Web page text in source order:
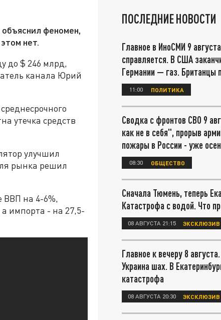
феномен,
нет.
до $ 246 млрд,
канала Юрий
утечка средств
улучшил
рынка решил
ВВП на 4-6%,
импорта - на 27,5-
ПОСЛЕДНИЕ НОВОСТИ
Главное в ИноСМИ 9
справляется. В США
Германии — газ. Британцы
11:00 ПОЛИТИКА
Сводка с фронтов СВО 9
как не в себя", прорыв
пожары в России - уже
08:30 ОБЩЕСТВО
Сначала Тюмень, теперь
Катастрофа с водой. Что
08 АВГУСТА 21:15 ЭКСКЛЮЗИВ
Главное к вечеру 8
Украина шах. В
катастрофа
08 АВГУСТА 20:30 ЭКСКЛЮЗИВ